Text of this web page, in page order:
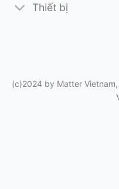
Thiết bị
(c)2024 by Matter